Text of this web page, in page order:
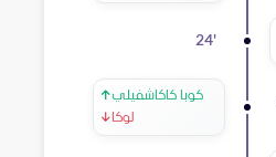
24'
↑كوبا كاكاشفيلي
↓ لوكا